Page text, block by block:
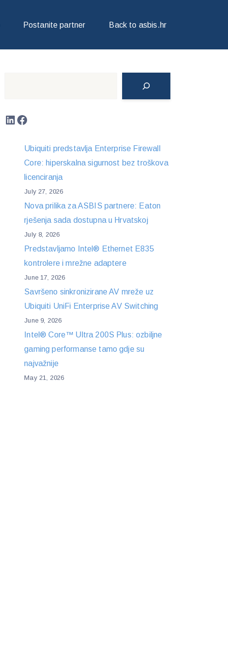
Postanite partner Back to asbis.hr
LinkedIn
Facebook
Ubiquiti predstavlja Enterprise Firewall
Core: hiperskalna sigurnost bez troškova
licenciranja
July 27, 2026
Nova prilika za ASBIS partnere: Eaton
rješenja sada dostupna u Hrvatskoj
July 8, 2026
Predstavljamo Intel® Ethernet E835
kontrolere i mrežne adaptere
June 17, 2026
Savršeno sinkronizirane AV mreže uz
Ubiquiti UniFi Enterprise AV Switching
June 9, 2026
Intel® Core™ Ultra 200S Plus: ozbiljne
gaming performanse tamo gdje su
najvažnije
May 21, 2026